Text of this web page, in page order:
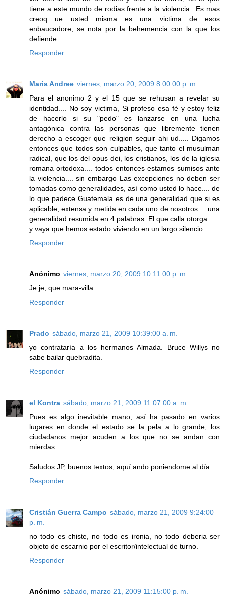
tiene a este mundo de rodias frente a la violencia...Es mas
creoq ue usted misma es una victima de esos
enbaucadore, se nota por la behemencia con la que los
defiende.
Responder
Maria Andree viernes, marzo 20, 2009 8:00:00 p. m.
Para el anonimo 2 y el 15 que se rehusan a revelar su
identidad.... No soy victima, Si profeso esa fé y estoy feliz
de hacerlo si su "pedo" es lanzarse en una lucha
antagónica contra las personas que libremente tienen
derecho a escoger que religion seguir ahi ud..... Digamos
entonces que todos son culpables, que tanto el musulman
radical, que los del opus dei, los cristianos, los de la iglesia
romana ortodoxa.... todos entonces estamos sumisos ante
la violencia.... sin embargo Las excepciones no deben ser
tomadas como generalidades, así como usted lo hace.... de
lo que padece Guatemala es de una generalidad que si es
aplicable, extensa y metida en cada uno de nosotros.... una
generalidad resumida en 4 palabras: El que calla otorga
y vaya que hemos estado viviendo en un largo silencio.
Responder
Anónimo viernes, marzo 20, 2009 10:11:00 p. m.
Je je; que mara-villa.
Responder
Prado sábado, marzo 21, 2009 10:39:00 a. m.
yo contrataría a los hermanos Almada. Bruce Willys no
sabe bailar quebradita.
Responder
el Kontra sábado, marzo 21, 2009 11:07:00 a. m.
Pues es algo inevitable mano, así ha pasado en varios
lugares en donde el estado se la pela a lo grande, los
ciudadanos mejor acuden a los que no se andan con
mierdas.
Saludos JP, buenos textos, aquí ando poniendome al día.
Responder
Cristián Guerra Campo sábado, marzo 21, 2009 9:24:00
p. m.
no todo es chiste, no todo es ironia, no todo deberia ser
objeto de escarnio por el escritor/intelectual de turno.
Responder
Anónimo sábado, marzo 21, 2009 11:15:00 p. m.